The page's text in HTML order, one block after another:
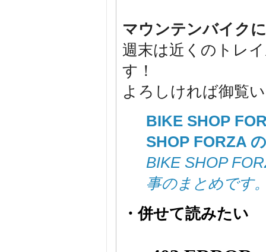
マウンテンバイク
週末は近くのトレ
す！
よろしければ御覧
BIKE SHOP
SHOP FORZA
BIKE SHOP
事のまとめです
・併せて読みたい